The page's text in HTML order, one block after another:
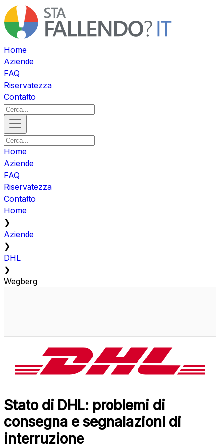
Home
Aziende
FAQ
Riservatezza
Contatto
Home
Aziende
FAQ
Riservatezza
Contatto
Home
❯
Aziende
❯
DHL
❯
Wegberg
Stato di DHL: problemi di
consegna e segnalazioni di
interruzione